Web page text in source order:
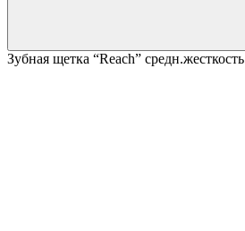
Зубная щетка “Reach” средн.жесткость